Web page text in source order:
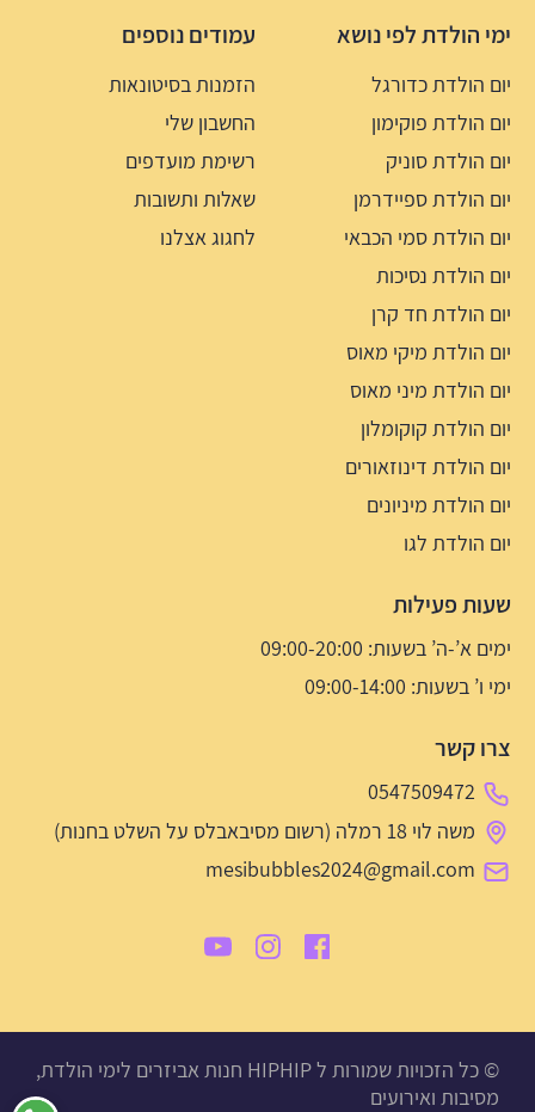
ימי הולדת לפי נושא
יום הולדת כדורגל
יום הולדת פוקימון
יום הולדת סוניק
יום הולדת ספיידרמן
יום הולדת סמי הכבאי
יום הולדת נסיכות
יום הולדת חד קרן
יום הולדת מיקי מאוס
יום הולדת מיני מאוס
יום הולדת קוקומלון
יום הולדת דינוזאורים
יום הולדת מיניונים
יום הולדת לגו
עמודים נוספים
הזמנות בסיטונאות
החשבון שלי
רשימת מועדפים
שאלות ותשובות
לחגוג אצלנו
שעות פעילות
ימים א’-ה’ בשעות: 09:00-20:00
ימי ו’ בשעות: 09:00-14:00
צרו קשר
0547509472
משה לוי 18 רמלה (רשום מסיבאבלס על השלט בחנות)
mesibubbles2024@gmail.com
© כל הזכויות שמורות ל HIPHIP חנות אביזרים לימי הולדת,
מסיבות ואירועים